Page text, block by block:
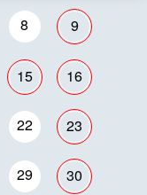
8 9
15 16
22 23
29 30